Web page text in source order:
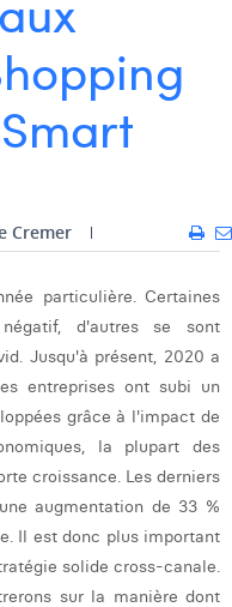
Cremer
particulière. Certaines
d'autres se sont
Jusqu'à présent, 2020 a
entreprises ont subi un
grâce à l'impact de
la plupart des
croissance. Les derniers
augmentation de 33 %
Il est donc plus important
solide cross-canale.
sur la manière dont